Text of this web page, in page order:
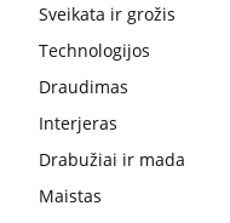
Sveikata ir grožis
Technologijos
Draudimas
Interjeras
Drabužiai ir mada
Maistas